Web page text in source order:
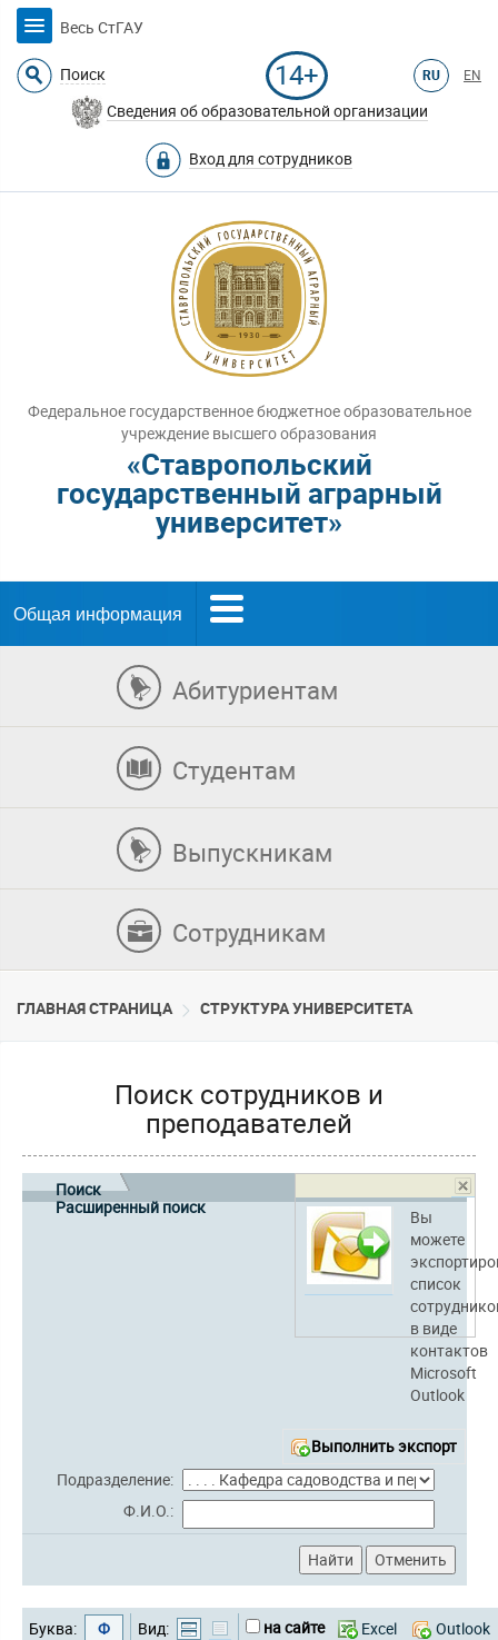
Весь СтГАУ
Поиск 14+ RU EN
Сведения об образовательной организации
Вход для сотрудников
Федеральное государственное бюджетное образовательное
учреждение высшего образования
«Ставропольский
государственный аграрный
университет»
Общая информация
Абитуриентам
Студентам
Выпускникам
Сотрудникам
ГЛАВНАЯ СТРАНИЦА CТРУКТУРА УНИВЕРСИТЕТА
Поиск сотрудников и
преподавателей
Вы
можете
список
в виде
контактов
Microsoft
Outlook
Выполнить экспорт
Поиск
Расширенный поиск
Подразделение:
Ф.И.О.:
Буква: Ф Вид: на сайте Excel Outlook